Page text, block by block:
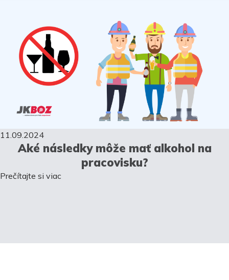
11.09.2024
Aké následky môže mať alkohol na
pracovisku?
Prečítajte si viac